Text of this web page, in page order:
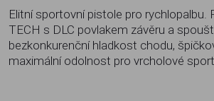
Elitní sportovní pistole pro rychlopalbu.
TECH s DLC povlakem závěru a
bezkonkurenční hladkost chodu,
maximální odolnost pro vrcholové